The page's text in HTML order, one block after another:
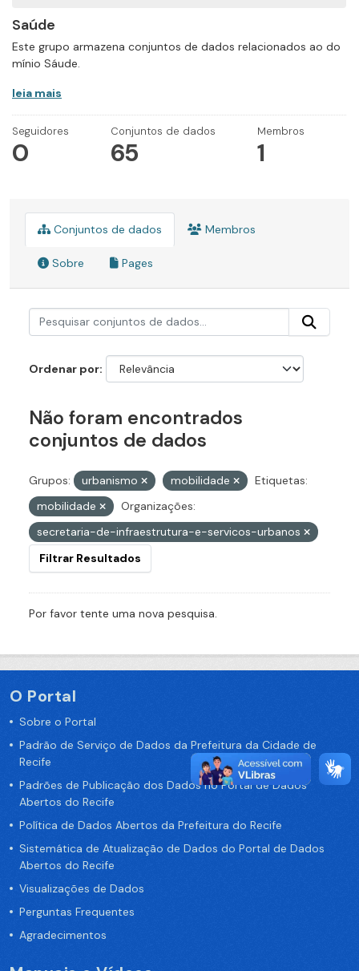
Saúde
Este grupo armazena conjuntos de dados relacionados ao do
mínio Sáude.
leia mais
Seguidores
0
Conjuntos de dados
65
Membros
1
Conjuntos de dados Membros
Sobre Pages
Ordenar por
Não foram encontrados
conjuntos de dados
Grupos: urbanismo mobilidade
Etiquetas:
mobilidade
Organizações:
secretaria-de-infraestrutura-e-servicos-urbanos
Filtrar Resultados
Por favor tente uma nova pesquisa.
O Portal
Sobre o Portal
Padrão de Serviço de Dados da Prefeitura da Cidade de
Recife
Padrões de Publicação dos Dados no Portal de Dados
Abertos do Recife
Política de Dados Abertos da Prefeitura do Recife
Sistemática de Atualização de Dados do Portal de Dados
Abertos do Recife
Visualizações de Dados
Perguntas Frequentes
Agradecimentos